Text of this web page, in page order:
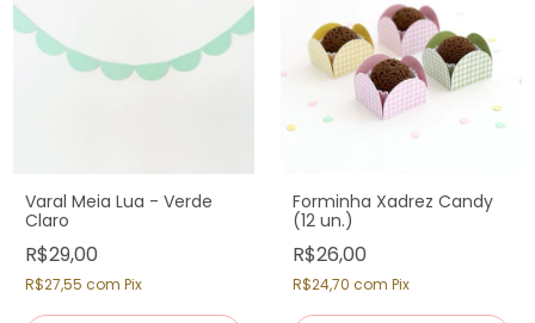
Varal Meia Lua - Verde
Claro
R$29,00
R$27,55 com Pix
Forminha Xadrez Candy
(12 un.)
R$26,00
R$24,70 com Pix